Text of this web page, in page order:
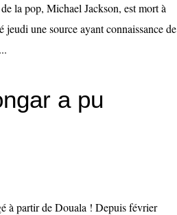
la pop, Michael Jackson, est mort à
une source ayant connaissance de
a pu
à partir de Douala ! Depuis février